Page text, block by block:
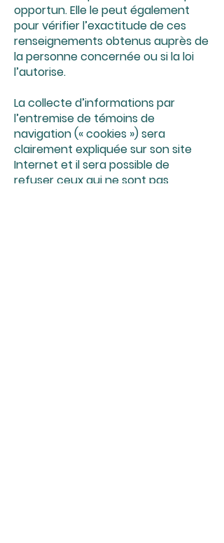
opportun. Elle le peut également
pour vérifier l’exactitude de ces
renseignements obtenus auprès de
la personne concernée ou si la loi
l’autorise.
La collecte d’informations par
l’entremise de témoins de
navigation (« cookies ») sera
clairement expliquée sur son site
Internet et il sera possible de
refuser ceux qui ne sont pas